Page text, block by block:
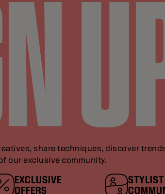
share techniques, discover
our exclusive community.
EXCLUSIVE
OFFERS
STYLIST